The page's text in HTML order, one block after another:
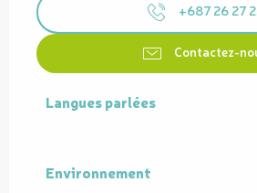
+687 26 27
Contactez-
Langues parlées
Langues parlées
Environnement
Environnement